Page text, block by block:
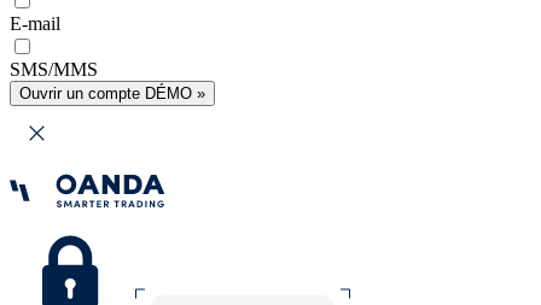
E-mail
SMS/MMS
Ouvrir un compte DÉMO »